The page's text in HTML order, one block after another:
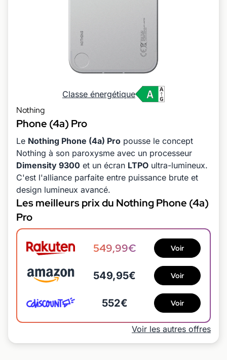
Classe énergétique
Nothing
Phone (4a) Pro
Le Nothing Phone (4a) Pro pousse le concept
Nothing à son paroxysme avec un processeur
Dimensity 9300 et un écran LTPO ultra-lumineux.
C'est l'alliance parfaite entre puissance brute et
design lumineux avancé.
Les meilleurs prix du Nothing Phone (4a)
Pro
549,99€ Voir
549,95€ Voir
552€ Voir
Voir les autres offres